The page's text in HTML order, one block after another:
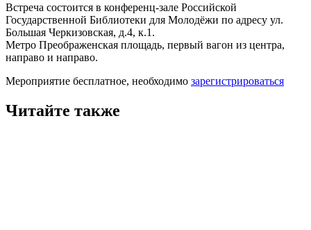
Встреча состоится в конференц-зале Российской
Государственной Библиотеки для Молодёжи по адресу ул.
Большая Черкизовская, д.4, к.1.
Метро Преображенская площадь, первый вагон из центра,
направо и направо.
Мероприятие бесплатное, необходимо зарегистрироваться
Читайте также